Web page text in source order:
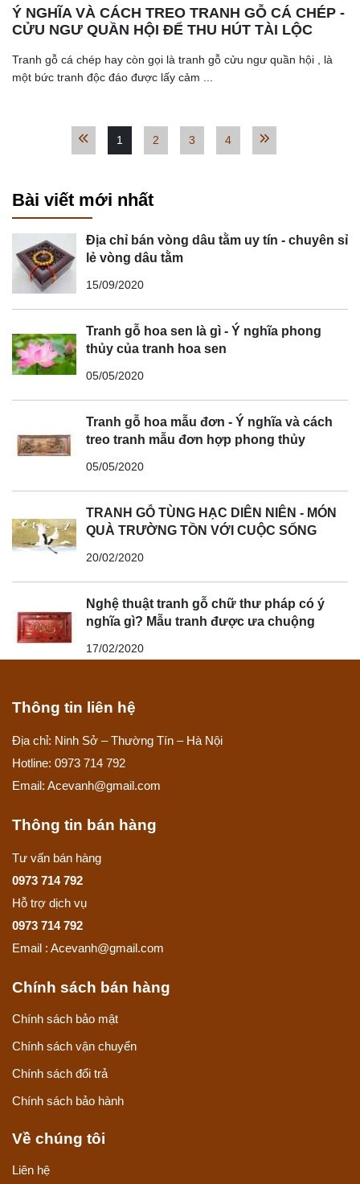
Ý NGHĨA VÀ CÁCH TREO TRANH GỖ CÁ CHÉP -
CỬU NGƯ QUẦN HỘI ĐỂ THU HÚT TÀI LỘC
Tranh gỗ cá chép hay còn gọi là tranh gỗ cửu ngư quần hội , là
một bức tranh độc đáo được lấy cảm ...
1 2 3 4
Bài viết mới nhất
Địa chỉ bán vòng dâu tằm uy tín - chuyên sỉ
lẻ vòng dâu tằm
15/09/2020
Tranh gỗ hoa sen là gì - Ý nghĩa phong
thủy của tranh hoa sen
05/05/2020
Tranh gỗ hoa mẫu đơn - Ý nghĩa và cách
treo tranh mẫu đơn hợp phong thủy
05/05/2020
TRANH GỖ TÙNG HẠC DIÊN NIÊN - MÓN
QUÀ TRƯỜNG TỒN VỚI CUỘC SỐNG
20/02/2020
Nghệ thuật tranh gỗ chữ thư pháp có ý
nghĩa gì? Mẫu tranh được ưa chuộng
17/02/2020
Thông tin liên hệ
Địa chỉ: Ninh Sở – Thường Tín – Hà Nội
Hotline: 0973 714 792
Email: Acevanh@gmail.com
Thông tin bán hàng
Tư vấn bán hàng
0973 714 792
Hỗ trợ dịch vụ
0973 714 792
Email : Acevanh@gmail.com
Chính sách bán hàng
Chính sách bảo mật
Chính sách vận chuyển
Chính sách đổi trả
Chính sách bảo hành
Về chúng tôi
Liên hệ